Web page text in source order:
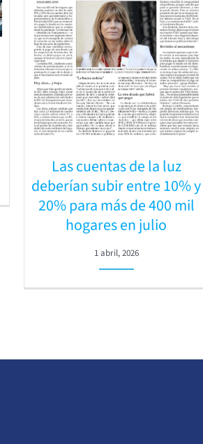
Las cuentas de la luz
deberían subir entre 10% y
20% para más de 400 mil
hogares en julio
1 abril, 2026